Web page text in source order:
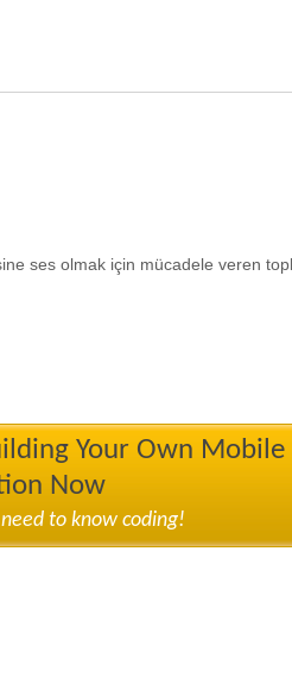
ses olmak için mücadele veren
Your Own Mobile
Now
to know coding!